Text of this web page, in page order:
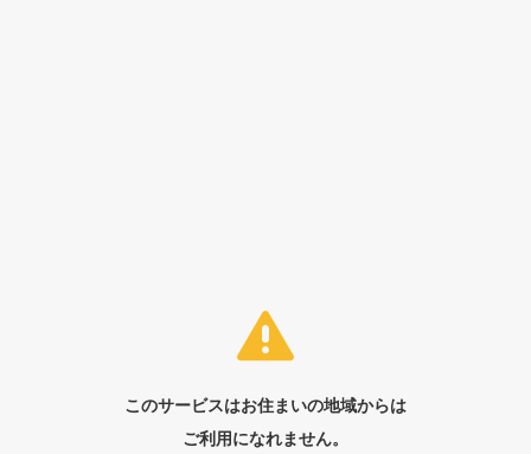
このサービスはお住まいの地域からは
ご利用になれません。